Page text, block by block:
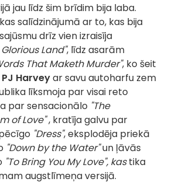
jau līdz šim brīdim bija laba.
salīdzinājumā ar to, kas bija
drīz vien izraisīja
Glorious Land", līdz asarām
That Maketh Murder", ko šeit
PJ Harveyar savu autoharfu zem
līksmoja par visai reto
par sensacionālo "The
of Love", kratīja galvu par
"Dress", eksplodēja priekā
"Down by the Water"un ļāvās
"To Bring You My Love", kastika
augstlīmeņa versijā.